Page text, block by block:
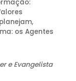
os Agentes
e Evangelista